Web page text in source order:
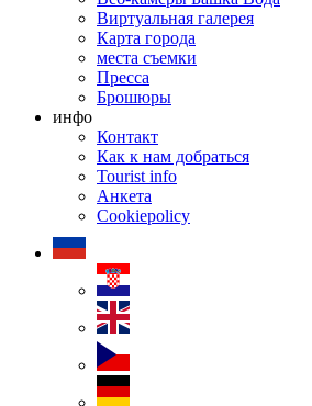
Виртуальная галерея
Карта города
места съемки
Пресса
Брошюры
инфо
Контакт
Как к нам добраться
Tourist info
Анкета
Cookiepolicy